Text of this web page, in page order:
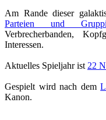
Am Rande dieser
Parteien und
Verbrecherbanden,
Interessen.
Aktuelles Spieljahr ist 22
Gespielt wird nach dem
Kanon.